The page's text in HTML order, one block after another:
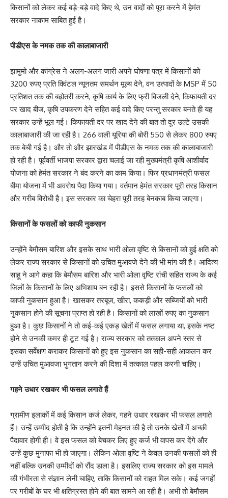
किसानों को लेकर कई बड़े-बड़े वादे किए थे, उन वादों को पूरा करने में हेमंत
सरकार नाकाम साबित हुई है।
पीडीएस के नमक तक की कालाबाजारी
झामुमो और कांग्रेस ने अलग-अलग जारी अपने घोषणा पत्र में किसानों को
3200 रुपए प्रति क्विंटल न्यूनतम समर्थन मूल्य देने, वन उत्पादों के MSP में 50
प्रतिशत तक की बढ़ोतरी करने, कृषि कार्य के लिए फ्री बिजली देने, किफायती दर
पर खाद बीज, कृषि उपकरण देने सहित कई वादे किए परन्तु सरकार बनते ही यह
सरकार उन्हें भूल गई। किफायती दर पर खाद देने की बात तो दूर उल्टे उसकी
कालाबाजारी की जा रही है। 266 वाली यूरिया की बोरी 550 से लेकर 800 रुपए
तक बेची गई है। और तो और झारखंड में पीडीएस के नमक तक की कालाबाजारी
हो रही है। पूर्ववर्ती भाजपा सरकार द्वारा चलाई जा रही मुख्यमंत्री कृषि आशीर्वाद
योजना को हेमंत सरकार ने बंद करने का काम किया। फिर प्रधानमंत्री फसल
बीमा योजना में भी अवरोध पैदा किया गया। वर्तमान हेमंत सरकार पूरी तरह किसान
और गरीब विरोधी है। इस सरकार का चेहरा पूरी तरह बेनकाब किया जाएगा।
किसानों के फसलों को काफी नुकसान
उन्होंने बेमौसम बारिश और इसके साथ भारी ओला वृष्टि से किसानों को हुई क्षति को
लेकर राज्य सरकार से किसानों को उचित मुआवजे देने की भी मांग की है। आदित्य
साहू ने आगे कहा कि बेमौसम बारिश और भारी ओला वृष्टि रांची सहित राज्य के कई
जिलों के किसानों के लिए अभिशाप बन रही है। इससे किसानों के फसलों को
काफी नुकसान हुआ है। खासकर तरबूज, खीरा, ककड़ी और सब्जियों को भारी
नुकसान होने की सूचना प्राप्त हो रही है। किसानों को लाखों रुपए का नुकसान
हुआ है। कुछ किसानों ने तो कई-कई एकड़ खेतों में फसल लगाया था, इसके नष्ट
होने से उनकी कमर ही टूट गई है। राज्य सरकार को तत्काल अपने स्तर से
इसका सर्वेक्षण कराकर किसानों को हुए इस नुकसान का सही-सही आकलन कर
उन्हें उचित मुआवजा भुगतान करने की दिशा में तत्काल पहल करनी चाहिए।
गहने उधार रखकर भी फसल लगाते हैं
ग्रामीण इलाकों में कई किसान कर्ज लेकर, गहने उधार रखकर भी फसल लगाते
हैं। उन्हें उम्मीद होती है कि उन्होंने इतनी मेहनत की है तो उनके खेतों में अच्छी
पैदावार होगी ही। वे इस फसल को बेचकर लिए हुए कर्ज भी वापस कर देंगे और
उन्हें कुछ मुनाफा भी हो जाएगा। लेकिन ओला वृष्टि ने केवल उनकी फसलों को ही
नहीं बल्कि उनकी उम्मीदों को रौंद डाला है। इसलिए राज्य सरकार को इस मामले
की गंभीरता से संज्ञान लेनी चाहिए, ताकि किसानों को राहत मिल सके। कई जगहों
पर गरीबों के घर भी क्षतिग्रस्त होने की बात सामने आ रही है। अभी तो बेमौसम